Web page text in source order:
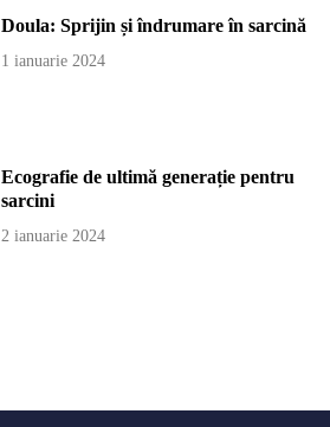
Doula: Sprijin și îndrumare în sarcină
1 ianuarie 2024
Ecografie de ultimă generație pentru
sarcini
2 ianuarie 2024